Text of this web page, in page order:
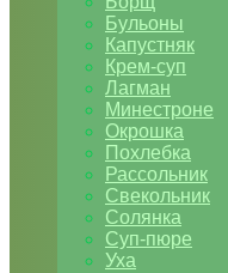
Бульоны
Капустняк
Крем-суп
Лагман
Минестроне
Окрошка
Похлебка
Рассольник
Свекольник
Солянка
Суп-пюре
Уха